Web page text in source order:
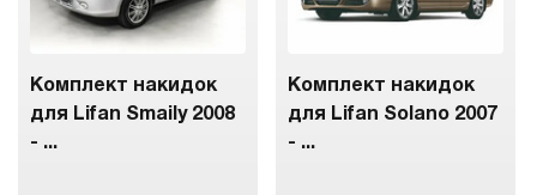
Комплект накидок
для Lifan Smaily 2008
- ...
Комплект накидок
для Lifan Solano 2007
- ...